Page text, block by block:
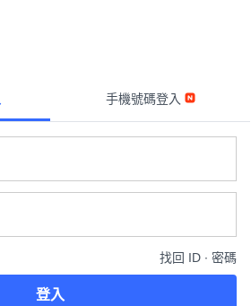
手機號碼登入
找回 ID ∙ 密碼
登入